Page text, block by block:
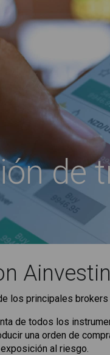
de
los principales
de todos los
una orden de
al riesgo.